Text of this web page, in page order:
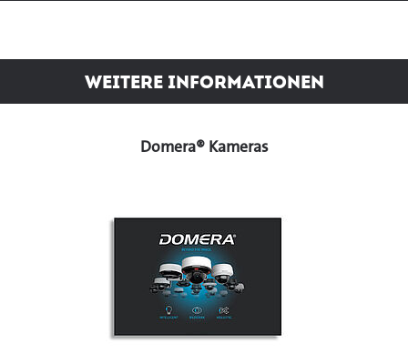
Weitere Informationen
Domera® Kameras